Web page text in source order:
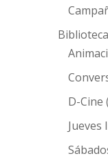
Biblioteca
D-Cine
Jueves